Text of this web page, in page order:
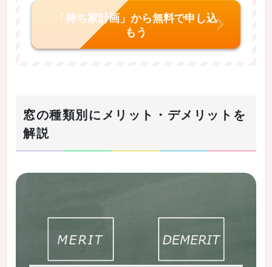
「持ち家計画」から無料で申し込
もう
窓の種類別にメリット・デメリットを
解説